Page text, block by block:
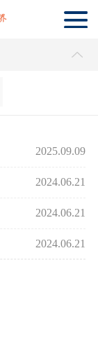
2025.09.09
2024.06.21
2024.06.21
2024.06.21